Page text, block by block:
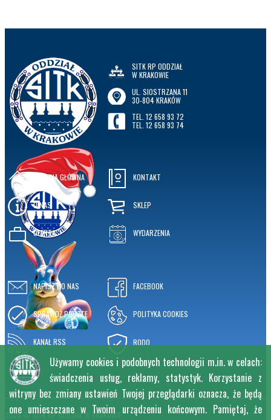
SITK RP ODDZIAŁ
W KRAKOWIE
UL. SIOSTRZANA 11
30-804 KRAKÓW
TEL. 12 658 93 72
TEL. 12 658 93 74
STRONA GŁÓWNA
O NAS
OFERTA
KONTAKT
SKLEP
WYDARZENIA
NAPISZ DO NAS
SPRAWDŹ POCZTĘ
KANAŁ RSS
FACEBOOK
POLITYKA COOKIES
RODO
2026 © SITK RP ODDZIAŁ W KRAKOWIE
Używamy cookies i podobnych technologii m.in. w celach:
świadczenia usług, reklamy, statystyk. Korzystanie z
witryny bez zmiany ustawień Twojej przeglądarki oznacza, że będą
one umieszczane w Twoim urządzeniu końcowym. Pamiętaj, że